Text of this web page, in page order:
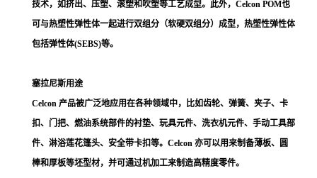
技术，如挤出、压塑、滚塑和吹塑等工艺成型。此外，Celcon POM也
可与热塑性弹性体一起进行双组分（软硬双组分）成型，热塑性弹性体
包括弹性体(SEBS)等。
塞拉尼斯用途
Celcon 产品被广泛地应用在各种领域中，比如齿轮、弹簧、夹子、卡
扣、门把、燃油系统部件的衬垫、玩具元件、洗衣机元件、手动工具部
件、淋浴莲花篷头、安全带卡扣等。Celcon 亦可以用来制备薄板、圆
棒和厚板等坯型材，并可通过机加工来制造高精度零件。